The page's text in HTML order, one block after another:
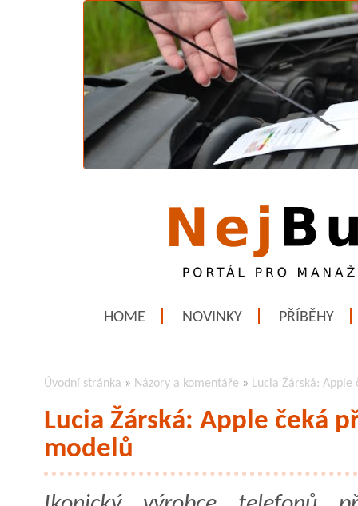
HOME NOVINKY PŘÍBĚHY
Úvodní stránka » Názory a komentáře » Lucia Žárská:
Lucia Žárská: Apple čeká
modelů